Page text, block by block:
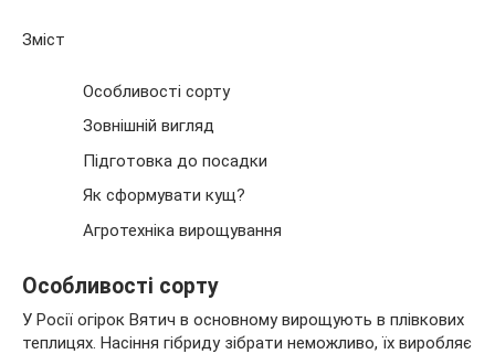
Зміст
Особливості сорту
Зовнішній вигляд
Підготовка до посадки
Як сформувати кущ?
Агротехніка вирощування
Особливості сорту
У Росії огірок Вятич в основному вирощують в плівкових
теплицях. Насіння гібриду зібрати неможливо, їх виробляє